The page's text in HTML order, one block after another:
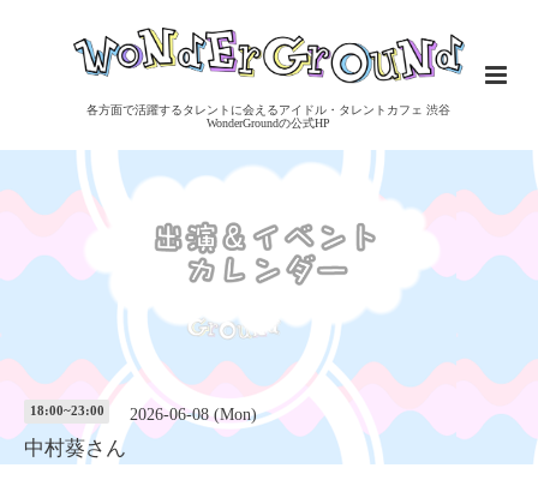
各方面で活躍するタレントに会えるアイドル・タレントカフェ 渋谷
WonderGroundの公式HP
18:00~23:00 2026-06-08 (Mon)
中村葵さん